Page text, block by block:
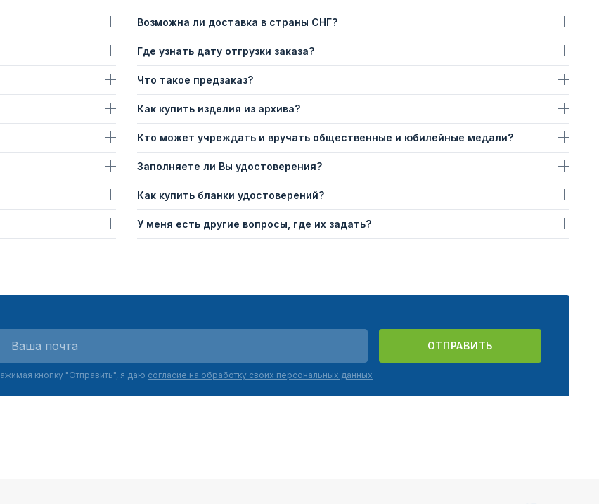
Возможна ли доставка в страны СНГ?
Где узнать дату отгрузки заказа?
Что такое предзаказ?
Как купить изделия из архива?
Кто может учреждать и вручать общественные и юбилейные медали?
Заполняете ли Вы удостоверения?
Как купить бланки удостоверений?
У меня есть другие вопросы, где их задать?
ОТПРАВИТЬ
кнопку "Отправить", я даю согласие на обработку своих персональных данных